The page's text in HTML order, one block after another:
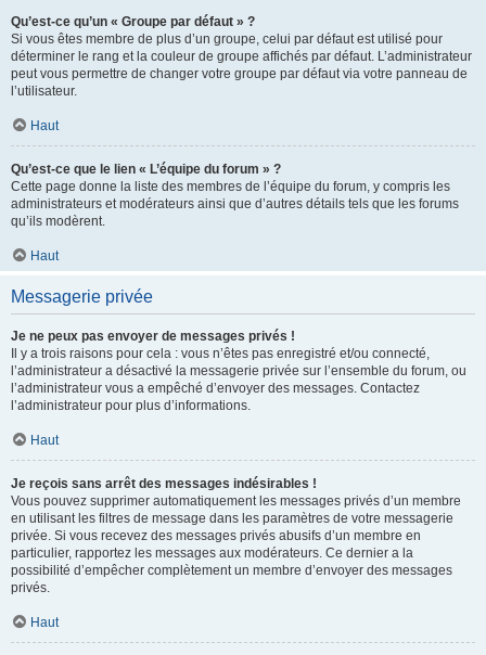
Qu’est-ce qu’un « Groupe par défaut » ?
Si vous êtes membre de plus d’un groupe, celui par défaut est utilisé pour
déterminer le rang et la couleur de groupe affichés par défaut. L’administrateur
peut vous permettre de changer votre groupe par défaut via votre panneau de
l’utilisateur.
Haut
Qu’est-ce que le lien « L’équipe du forum » ?
Cette page donne la liste des membres de l’équipe du forum, y compris les
administrateurs et modérateurs ainsi que d’autres détails tels que les forums
qu’ils modèrent.
Haut
Messagerie privée
Je ne peux pas envoyer de messages privés !
Il y a trois raisons pour cela : vous n’êtes pas enregistré et/ou connecté,
l’administrateur a désactivé la messagerie privée sur l’ensemble du forum, ou
l’administrateur vous a empêché d’envoyer des messages. Contactez
l’administrateur pour plus d’informations.
Haut
Je reçois sans arrêt des messages indésirables !
Vous pouvez supprimer automatiquement les messages privés d’un membre
en utilisant les filtres de message dans les paramètres de votre messagerie
privée. Si vous recevez des messages privés abusifs d’un membre en
particulier, rapportez les messages aux modérateurs. Ce dernier a la
possibilité d’empêcher complètement un membre d’envoyer des messages
privés.
Haut